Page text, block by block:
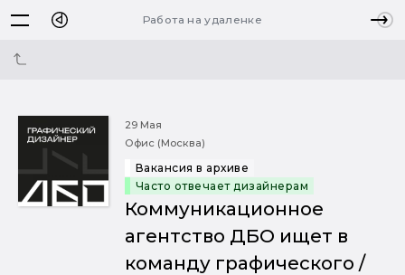
Работа на удаленке
29 Мая
Офис (Москва)
Вакансия в архиве
Часто отвечает дизайнерам
Коммуникационное
агентство ДБО ищет в
команду графического /